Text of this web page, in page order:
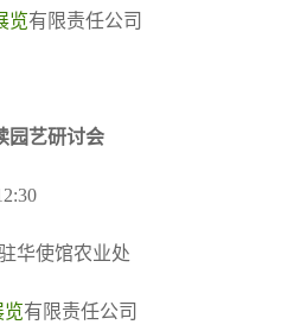
览有限责任公司
园艺研讨会
华使馆农业处
览有限责任公司